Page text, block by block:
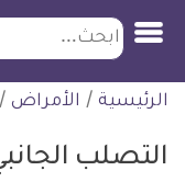
التخطي
للمحتوى
ابحث
الرئيسية / الأمراض /
التصلب